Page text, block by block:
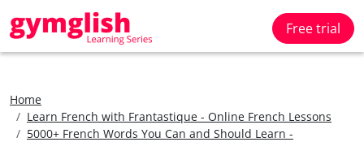
Free trial
Home
Learn French with Frantastique - Online French Lessons
5000+ French Words You Can and Should Learn -